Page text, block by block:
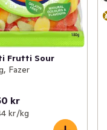
Frutti Sour
Fazer
kr
kr /kg